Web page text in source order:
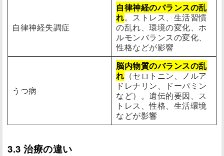
自律神経失調症
自律神経のバランスの乱
れ。ストレス、生活習慣
の乱れ、環境の変化、ホ
ルモンバランスの変化、
性格などが影響
うつ病
脳内物質のバランスの乱
れ （セロトニン、ノルア
ドレナリン、ドーパミン
など）。遺伝的要因、ス
トレス、性格、生活環境
などが影響
3.3 治療の違い